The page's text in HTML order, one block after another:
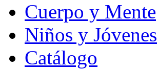
Cuerpo y Mente
Niños y Jóvenes
Catálogo